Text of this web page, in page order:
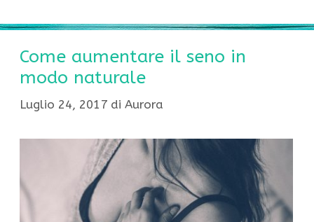
Come aumentare il seno in
modo naturale
Luglio 24, 2017 di Aurora